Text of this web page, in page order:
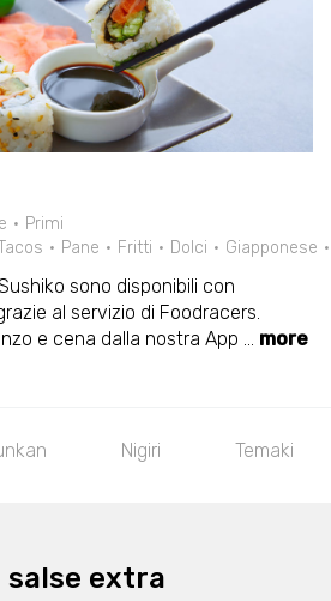
Primi
Pane Fritti Dolci Giapponese
sono disponibili con
al servizio di Foodracers.
e cena dalla nostra App ... more
Nigiri Temaki
salse extra